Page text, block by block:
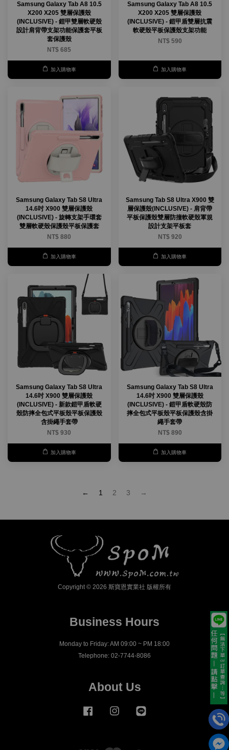
Samsung Galaxy Tab A8 10.5
X200 X205 雙層保護殼
(INCLUSIVE) - 鎧甲雙層軟硬殼
設計肩背帶支架功能保護套平板
套保護殼
NT$ 685
加入購物車
Samsung Galaxy Tab A8 10.5
X200 X205 雙層保護殼
(INCLUSIVE) - 鎧甲盾雙層抗震
軟硬殼平板保護殼支架功能
NT$ 590
加入購物車
Samsung Galaxy Tab S8 Ultra
14.6吋 X900 雙層保護殼
(INCLUSIVE) - 旋轉支架手環套
雙層軟硬殼保護殼平板保護套
NT$ 880
加入購物車
Samsung Tab S8 Ultra X900 雙
層保護殼(INCLUSIVE) - 肩背帶
平板保護殼雙層防撞軟硬殼軍規
設計支架平板套
NT$ 920
加入購物車
Samsung Galaxy Tab S8 Ultra
14.6吋 X900 雙層保護殼
(INCLUSIVE) - 新款鎧甲盾軟硬
殼防摔全包式平板殼平板保護殼
含掛繩手套帶
NT$ 930
加入購物車
Samsung Galaxy Tab S8 Ultra
14.6吋 X900 雙層保護殼
(INCLUSIVE) - 鎧甲盾軟硬殼防
摔全包式平板殼平板保護殼含掛
繩手套帶
NT$ 890
加入購物車
← 1 2 3 →
Copyright © 2026 斯寶恩實業社 版權所有
Business Hours
Monday to Friday: AM 09:00 ~ PM 18:00
Telephone: 02-7744-8086
About Us
Facebook Instagram